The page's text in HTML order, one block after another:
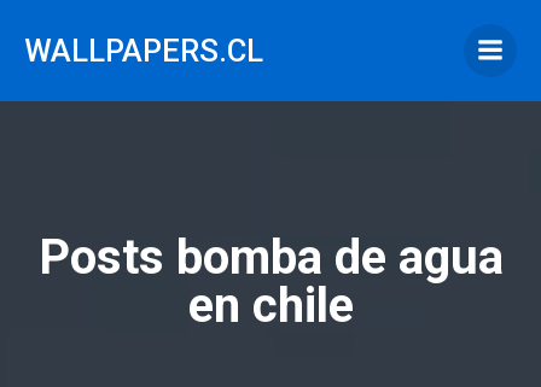
WALLPAPERS.CL
Posts bomba de agua
en chile